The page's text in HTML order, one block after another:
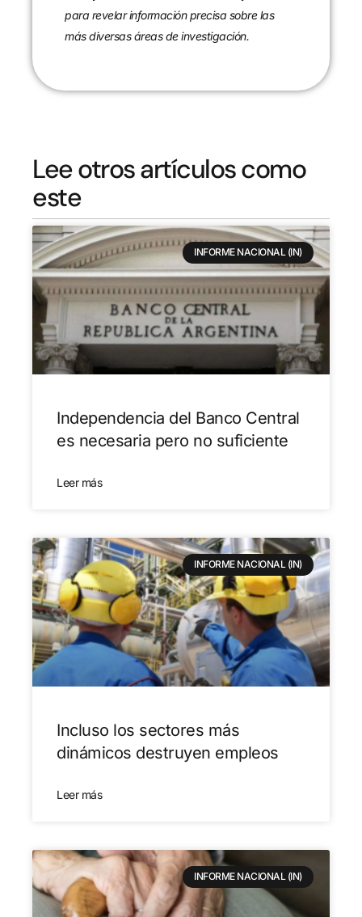
para revelar información precisa sobre las
más diversas áreas de investigación.
Lee otros artículos como
este
INFORME NACIONAL (IN)
Independencia del Banco Central
es necesaria pero no suficiente
Leer más
INFORME NACIONAL (IN)
Incluso los sectores más
dinámicos destruyen empleos
Leer más
INFORME NACIONAL (IN)